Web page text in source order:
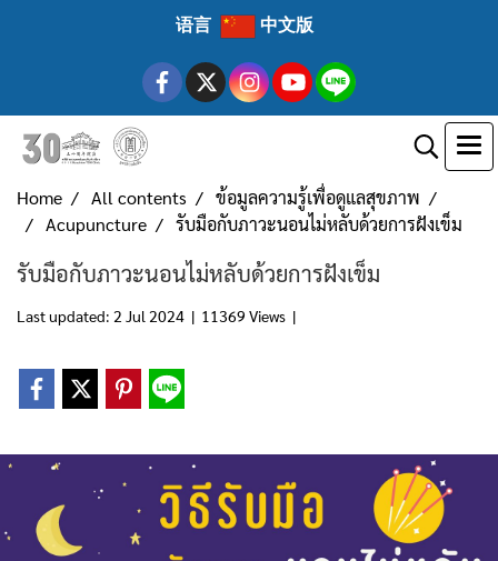
语言 中文版
Home All contents
ข้อมูลความรู้เพื่อดูแลสุขภาพ
Acupuncture
รับมือกับภาวะนอนไม่หลับด้วยการฝังเข็ม
รับมือกับภาวะนอนไม่หลับด้วยการฝังเข็ม
Last updated: 2 Jul 2024 | 11369 Views |